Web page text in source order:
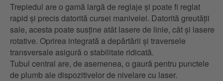
Trepiedul are o gamă largă de reglaje și poate fi reglat
rapid și precis datorită cursei manivelei. Datorită greutății
sale, acesta poate susține atât lasere de linie, cât și lasere
rotative. Oprirea integrată a depărtării și traversele
transversale asigură o stabilitate ridicată.
Tubul central are, de asemenea, o gaură pentru punctele
de plumb ale dispozitivelor de nivelare cu laser.